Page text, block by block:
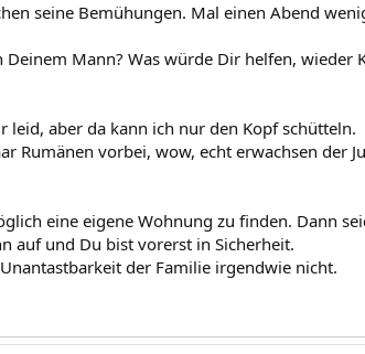
seine Bemühungen. Mal einen Abend
Deinem Mann? Was würde Dir helfen, wieder
leid, aber da kann ich nur den Kopf schütteln.
Rumänen vorbei, wow, echt erwachsen der
eine eigene Wohnung zu finden. Dann
auf und Du bist vorerst in Sicherheit.
der Familie irgendwie nicht.